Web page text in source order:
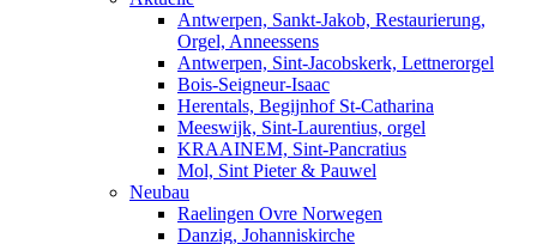
Antwerpen, Sankt-Jakob, Restaurierung,
Orgel, Anneessens
Antwerpen, Sint-Jacobskerk, Lettnerorgel
Bois-Seigneur-Isaac
Herentals, Begijnhof St-Catharina
Meeswijk, Sint-Laurentius, orgel
KRAAINEM, Sint-Pancratius
Mol, Sint Pieter & Pauwel
Neubau
Raelingen Ovre Norwegen
Danzig, Johanniskirche